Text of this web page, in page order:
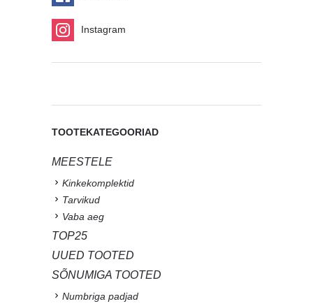
Instagram
TOOTEKATEGOORIAD
MEESTELE
Kinkekomplektid
Tarvikud
Vaba aeg
TOP25
UUED TOOTED
SÕNUMIGA TOOTED
Numbriga padjad